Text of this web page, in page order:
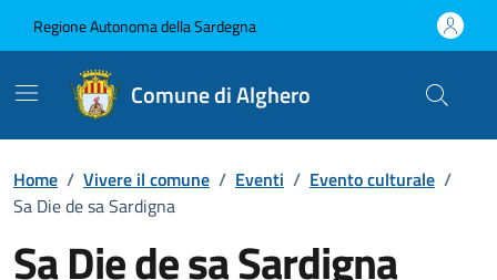
Regione Autonoma della Sardegna
Comune di Alghero
Home / Vivere il comune / Eventi / Evento culturale /
Sa Die de sa Sardigna
Sa Die de sa Sardigna